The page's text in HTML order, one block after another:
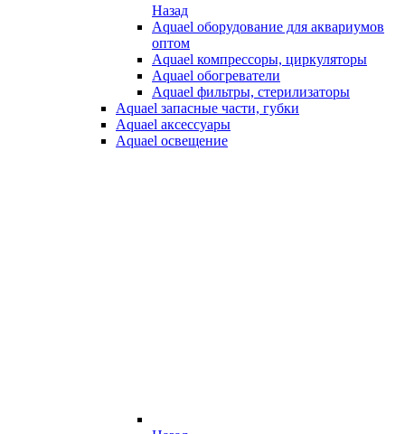
Назад
Aquael оборудование для аквариумов
оптом
Aquael компрессоры, циркуляторы
Aquael обогреватели
Aquael фильтры, стерилизаторы
Aquael запасные части, губки
Aquael аксессуары
Aquael освещение